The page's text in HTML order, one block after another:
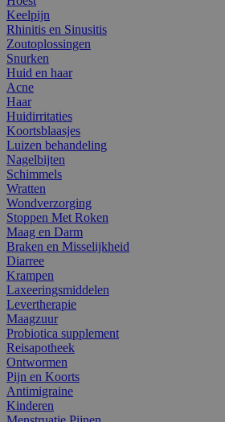
Keelpijn
Rhinitis en Sinusitis
Zoutoplossingen
Snurken
Huid en haar
Acne
Haar
Huidirritaties
Koortsblaasjes
Luizen behandeling
Nagelbijten
Schimmels
Wratten
Wondverzorging
Stoppen Met Roken
Maag en Darm
Braken en Misselijkheid
Diarree
Krampen
Laxeeringsmiddelen
Levertherapie
Maagzuur
Probiotica supplement
Reisapotheek
Ontwormen
Pijn en Koorts
Antimigraine
Kinderen